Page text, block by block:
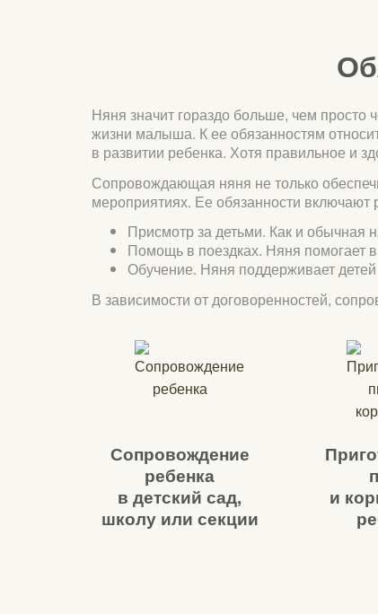
Няня значит гораздо больше, чем просто
жизни малыша. К ее обязанностям
в развитии ребенка. Хотя правильное и
Сопровождающая няня не только
мероприятиях. Ее обязанности
Присмотр за детьми. Как и обычная
Помощь в поездках. Няня помогает
Обучение. Няня поддерживает
В зависимости от договоренностей,
Сопровождение
ребенка
в детский сад,
школу или секции
и